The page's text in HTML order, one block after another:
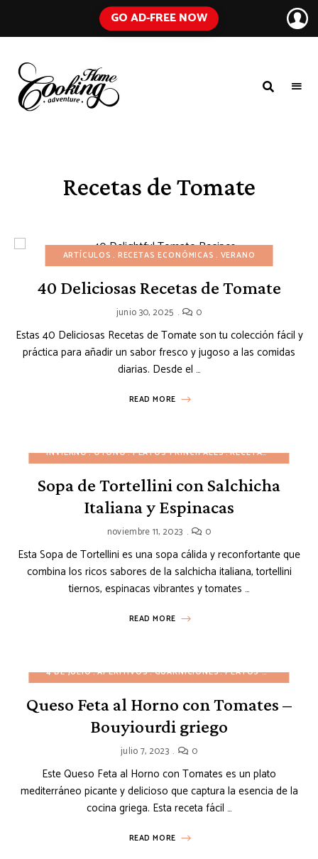
GO AD-FREE NOW
Recetas de Tomate
ARTÍCULOS RECETAS ECONÓMICAS VERANO
40 Deliciosas Recetas de Tomate
junio 30, 2025 0
Estas 40 Deliciosas Recetas de Tomate son tu colección fácil y
práctica para añadir un sabor fresco y jugoso a las comidas
diarias. Desde el …
READ MORE
INVIERNO OTOÑO PLATOS PRINCIPALES RECETAS ECONÓMICAS
Sopa de Tortellini con Salchicha
Italiana y Espinacas
noviembre 11, 2023 0
Esta Sopa de Tortellini es una sopa cálida y reconfortante que
combina los ricos sabores de la salchicha italiana, tortellini
tiernos, espinacas vibrantes y tomates …
READ MORE
4 DE JULIO APERITIVOS GUARNICIONES PLATOS PRINCIPALES
Queso Feta al Horno con Tomates –
Bouyiourdi griego
julio 7, 2023 0
Este Queso Feta al Horno con Tomates es un plato
mediterráneo picante y delicioso que captura la esencia de la
cocina griega. Esta receta fácil …
READ MORE